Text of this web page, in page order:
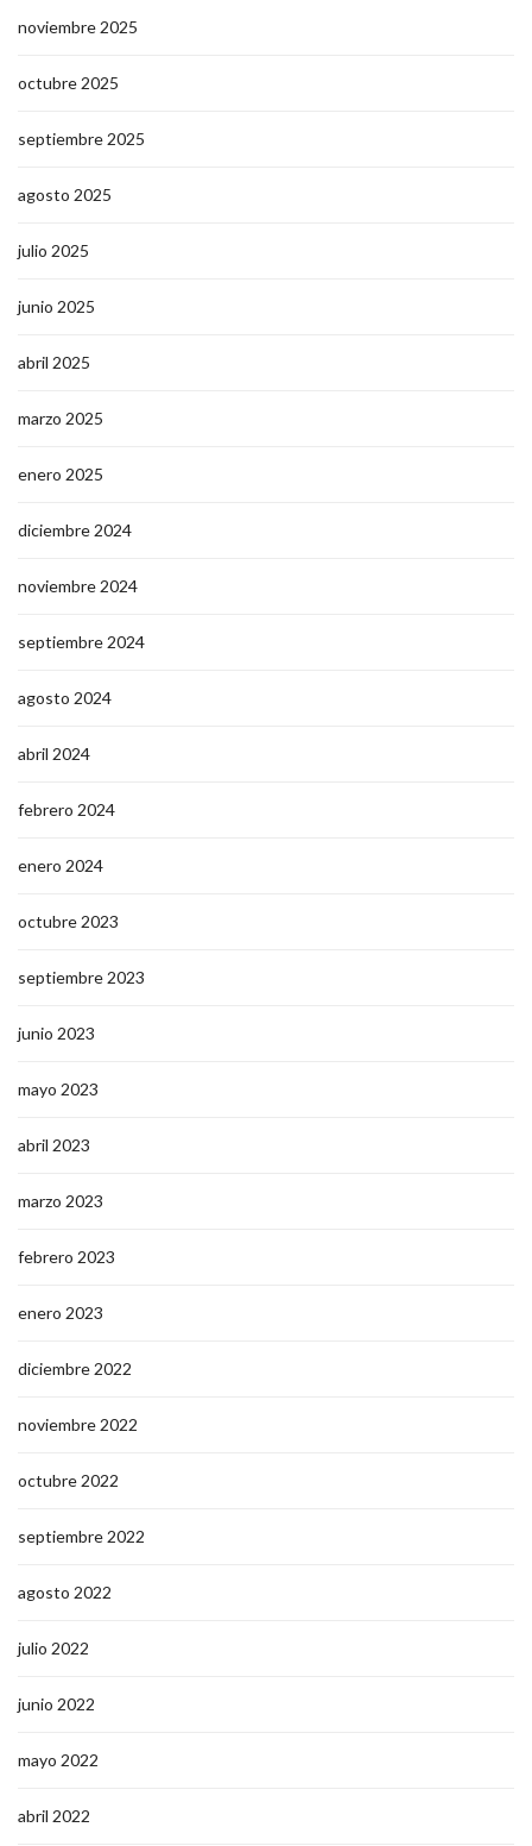
noviembre 2025
octubre 2025
septiembre 2025
agosto 2025
julio 2025
junio 2025
abril 2025
marzo 2025
enero 2025
diciembre 2024
noviembre 2024
septiembre 2024
agosto 2024
abril 2024
febrero 2024
enero 2024
octubre 2023
septiembre 2023
junio 2023
mayo 2023
abril 2023
marzo 2023
febrero 2023
enero 2023
diciembre 2022
noviembre 2022
octubre 2022
septiembre 2022
agosto 2022
julio 2022
junio 2022
mayo 2022
abril 2022